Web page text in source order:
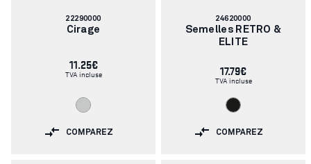
Numéro
d'article:
22290000
Cirage
11.25€
TVA incluse
COMPAREZ
Numéro
d'article:
24620000
Semelles RETRO &
ELITE
17.79€
TVA incluse
COMPAREZ